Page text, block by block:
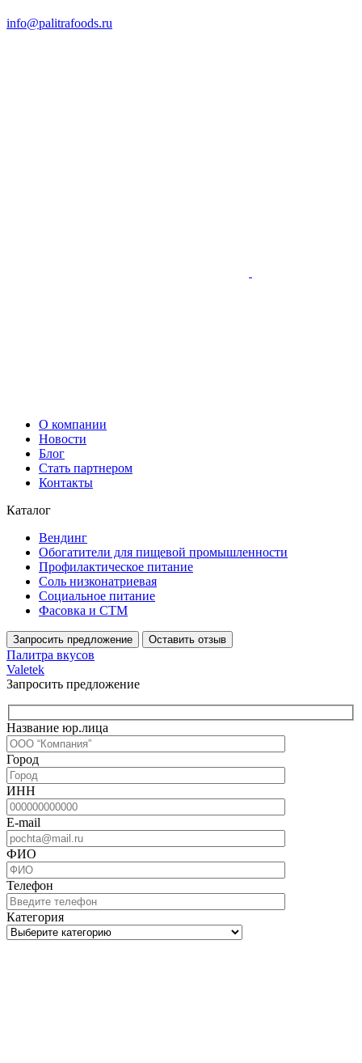
info@palitrafoods.ru
О компании
Новости
Блог
Стать партнером
Контакты
Каталог
Вендинг
Обогатители для пищевой промышленности
Профилактическое питание
Соль низконатриевая
Социальное питание
Фасовка и СТМ
Запросить предложение Оставить отзыв
Палитра вкусов
Valetek
Запросить предложение
Название юр.лица
Город
ИНН
E-mail
ФИО
Телефон
Категория